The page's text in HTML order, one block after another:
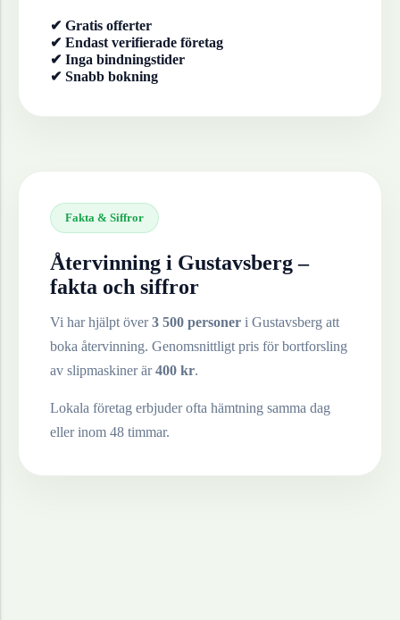
✔ Gratis offerter
✔ Endast verifierade företag
✔ Inga bindningstider
✔ Snabb bokning
Fakta & Siffror
Återvinning i Gustavsberg–
fakta och siffror
Vi har hjälpt över3 500 personer i Gustavsberg att
boka återvinning. Genomsnittligt pris för bortforsling
av slipmaskinerär400 kr.
Lokala företag erbjuder ofta hämtning samma dag
eller inom 48 timmar.